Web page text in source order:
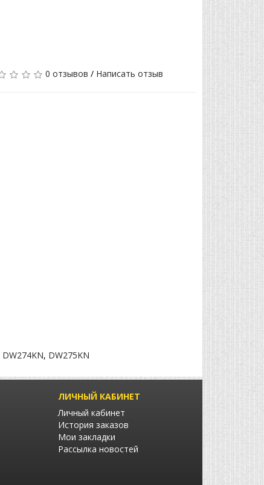
0 отзывов / Написать отзыв
DW274KN, DW275KN
ЛИЧНЫЙ КАБИНЕТ
Личный кабинет
История заказов
Мои закладки
Рассылка новостей